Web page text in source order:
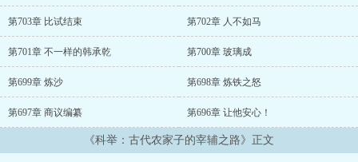
...
第703章 比试结束 第702章 人不如马
第701章 不一样的韩承乾 第700章 玻璃成
第699章 炼沙 第698章 炼铁之怒
第697章 商议编纂 第696章 让他安心！
《科举：古代农家子的宰辅之路》正文